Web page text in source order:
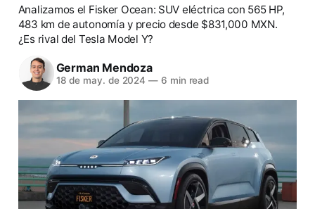
Analizamos el Fisker Ocean: SUV eléctrica con 565 HP,
483 km de autonomía y precio desde $831,000 MXN.
¿Es rival del Tesla Model Y?
German Mendoza
18 de may. de 2024 — 6 min read